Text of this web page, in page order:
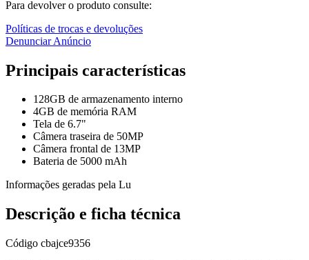
Para devolver o produto consulte:
Políticas de trocas e devoluções
Denunciar Anúncio
Principais características
128GB de armazenamento interno
4GB de memória RAM
Tela de 6.7"
Câmera traseira de 50MP
Câmera frontal de 13MP
Bateria de 5000 mAh
Informações geradas pela Lu
Descrição e ficha técnica
Código cbajce9356